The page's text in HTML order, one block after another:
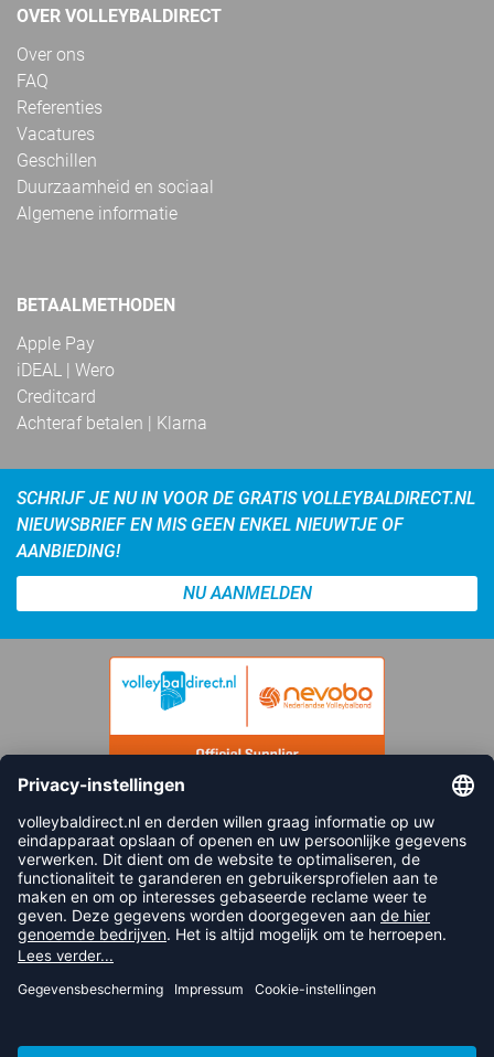
OVER VOLLEYBALDIRECT
Over ons
FAQ
Referenties
Vacatures
Geschillen
Duurzaamheid en sociaal
Algemene informatie
BETAALMETHODEN
Apple Pay
iDEAL | Wero
Creditcard
Achteraf betalen | Klarna
SCHRIJF JE NU IN VOOR DE GRATIS VOLLEYBALDIRECT.NL
NIEUWSBRIEF EN MIS GEEN ENKEL NIEUWTJE OF
AANBIEDING!
NU AANMELDEN
FOLLOW US